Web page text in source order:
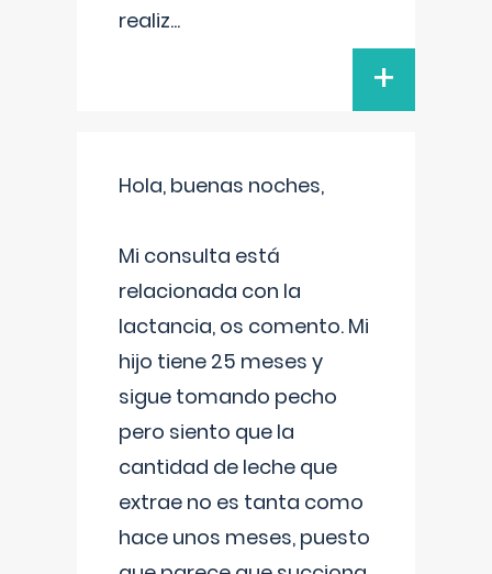
realiz...
+
Hola, buenas noches,
Mi consulta está
relacionada con la
lactancia, os comento. Mi
hijo tiene 25 meses y
sigue tomando pecho
pero siento que la
cantidad de leche que
extrae no es tanta como
hace unos meses, puesto